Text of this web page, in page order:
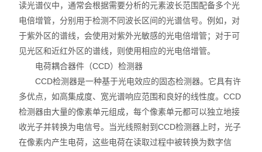
读光谱仪中，通常会根据需要分析的元素波长范围配备多个光
电倍增管，分别用于检测不同波长区间的光谱信号。例如，对
于紫外区的谱线，会使用对紫外光敏感的光电倍增管；对于可
见光区和近红外区的谱线，则使用相应的光电倍增管。
电荷耦合器件（CCD）检测器
CCD检测器是一种基于光电效应的固态检测器。它具有许
多优点，如高集成度、宽光谱响应范围和良好的线性度。CCD
检测器由大量的像素单元组成，每个像素单元都可以独立地接
收光子并转换为电信号。当光线照射到CCD检测器上时，光子
在像素内产生电荷，这些电荷在读取过程中被转换为数字信